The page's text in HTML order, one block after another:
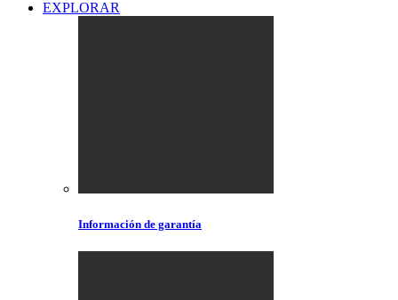
EXPLORAR
Información de garantía